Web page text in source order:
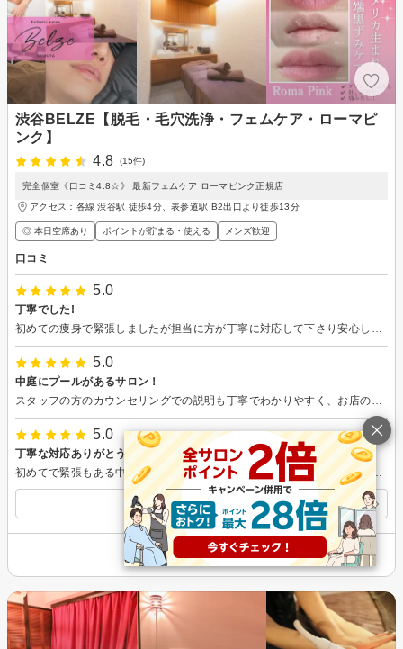
渋谷BELZE【脱毛・毛穴洗浄・フェムケア・ローマピ
ンク】
4.8
(15件)
完全個室《口コミ4.8☆》 最新フェムケア ローマピンク正規店
アクセス：各線 渋谷駅 徒歩4分、表参道駅 B2出口より徒歩13分
◎ 本日空席あり ポイントが貯まる・使える メンズ歓迎
口コミ
5.0
丁寧でした!
初めての痩身で緊張しましたが担当に方が丁寧に対応して下さり安心してできました。 マシンの効果もすごく良かったです! これからダイエット頑張ろうと思います！！ 次回もよろしくお願いします。
5.0
中庭にプールがあるサロン！
スタッフの方のカウンセリングでの説明も丁寧でわかりやすく、お店の雰囲気もよかったです。 何より脱毛の効果が1回でもかなり実感出来ました!!痛みが不安でしたが特に痛みもなくリラックスして施術を受けられました。ありがとうございます。
5.0
丁寧な対応ありがとうございました
初めてで緊張もある中、カウンセリングから雰囲気が良くて安心しました。 肌質を教えてくれたり、家でのケア方法も教えてくれてとても参考になりました。 また時間も宜しくお願いします
すべての口コミを見る
その他の情報を表示